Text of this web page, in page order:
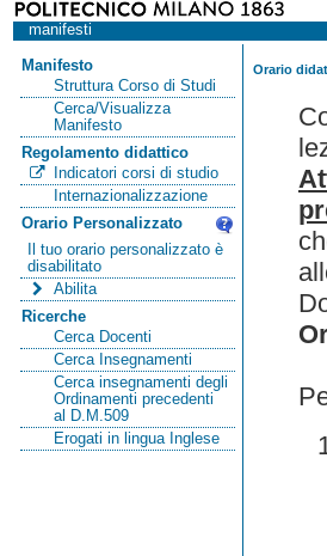
manifesti
Manifesto
Struttura Corso di Studi
Cerca/Visualizza
Manifesto
Regolamento didattico
Indicatori corsi di studio
Internazionalizzazione
Orario Personalizzato
Il tuo orario personalizzato è
disabilitato
Abilita
Ricerche
Cerca Docenti
Cerca Insegnamenti
Cerca insegnamenti degli
Ordinamenti precedenti
al D.M.509
Erogati in lingua Inglese
Orario